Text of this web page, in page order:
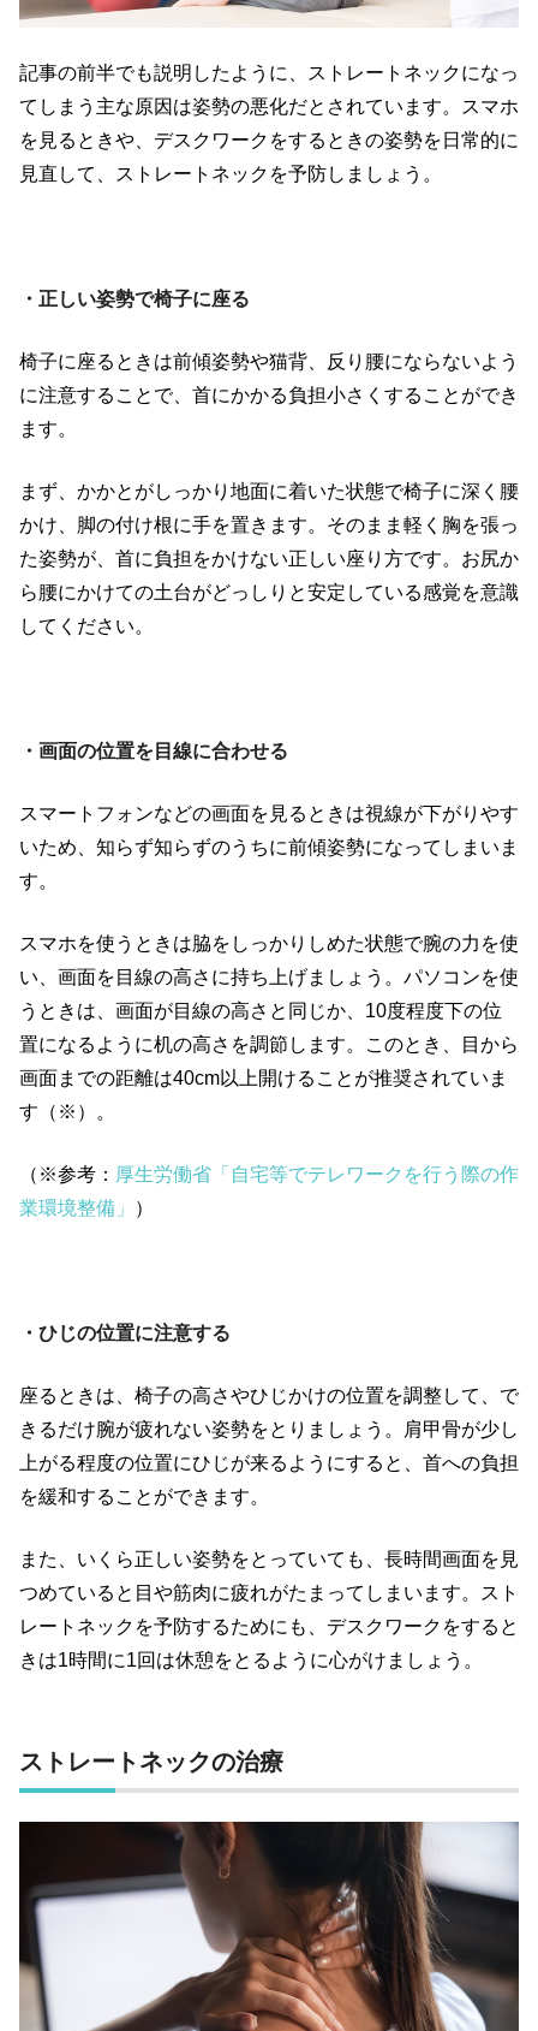
記事の前半でも説明したように、ストレートネックになっ
てしまう主な原因は姿勢の悪化だとされています。スマホ
を見るときや、デスクワークをするときの姿勢を日常的に
見直して、ストレートネックを予防しましょう。
・正しい姿勢で椅子に座る
椅子に座るときは前傾姿勢や猫背、反り腰にならないよう
に注意することで、首にかかる負担小さくすることができ
ます。
まず、かかとがしっかり地面に着いた状態で椅子に深く腰
かけ、脚の付け根に手を置きます。そのまま軽く胸を張っ
た姿勢が、首に負担をかけない正しい座り方です。お尻か
ら腰にかけての土台がどっしりと安定している感覚を意識
してください。
・画面の位置を目線に合わせる
スマートフォンなどの画面を見るときは視線が下がりやす
いため、知らず知らずのうちに前傾姿勢になってしまいま
す。
スマホを使うときは脇をしっかりしめた状態で腕の力を使
い、画面を目線の高さに持ち上げましょう。パソコンを使
うときは、画面が目線の高さと同じか、 10度程度下の位
置になるように机の高さを調節します。このとき、目から
画面までの距離は40cm以上開けることが推奨されていま
す（※）。
（※参考： 厚生労働省「自宅等でテレワークを行う際の作
業環境整備」
）
・ひじの位置に注意する
座るときは、椅子の高さやひじかけの位置を調整して、で
きるだけ腕が疲れない姿勢をとりましょう。肩甲骨が少し
上がる程度の位置にひじが来るようにすると、首への負担
を緩和することができます。
また、いくら正しい姿勢をとっていても、長時間画面を見
つめていると目や筋肉に疲れがたまってしまいます。スト
レートネックを予防するためにも、デスクワークをすると
きは1時間に1回は休憩をとるように心がけましょう。
ストレートネックの治療